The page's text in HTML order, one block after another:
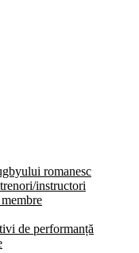
romanesc
instructori
de performanță